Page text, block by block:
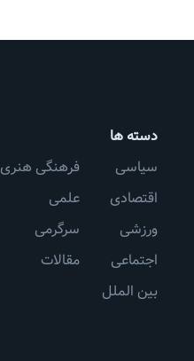
دسته ها
سیاسی
اقتصادی
ورزشی
اجتماعی
بین الملل
فرهنگی هنری
علمی
سرگرمی
مقالات